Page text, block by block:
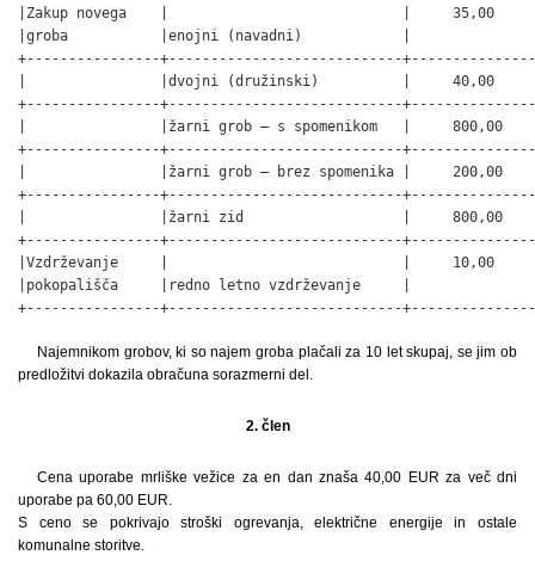
|Zakup novega    |                            |     35,00
|groba           |enojni (navadni)            |
+----------------+----------------------------
|                |dvojni (družinski)          |     40,00
+----------------+----------------------------
|                |žarni grob – s spomenikom   |     800,00
+----------------+----------------------------
|                |žarni grob – brez spomenika |     200,00
+----------------+----------------------------
|                |žarni zid                   |     800,00
+----------------+----------------------------
|Vzdrževanje     |                            |     10,00
|pokopališča     |redno letno vzdrževanje     |
+----------------+----------------------------
Najemnikom grobov, ki so najem groba plačali za 10 let skupaj, se jim ob
predložitvi dokazila obračuna sorazmerni del.
2. člen
Cena uporabe mrliške vežice za en dan znaša 40,00 EUR za več dni
uporabe pa 60,00 EUR.
S ceno se pokrivajo stroški ogrevanja, električne energije in ostale
komunalne storitve.